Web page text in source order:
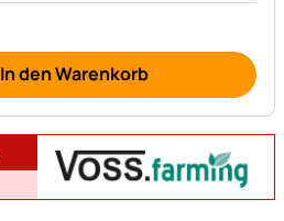
In den Warenkorb